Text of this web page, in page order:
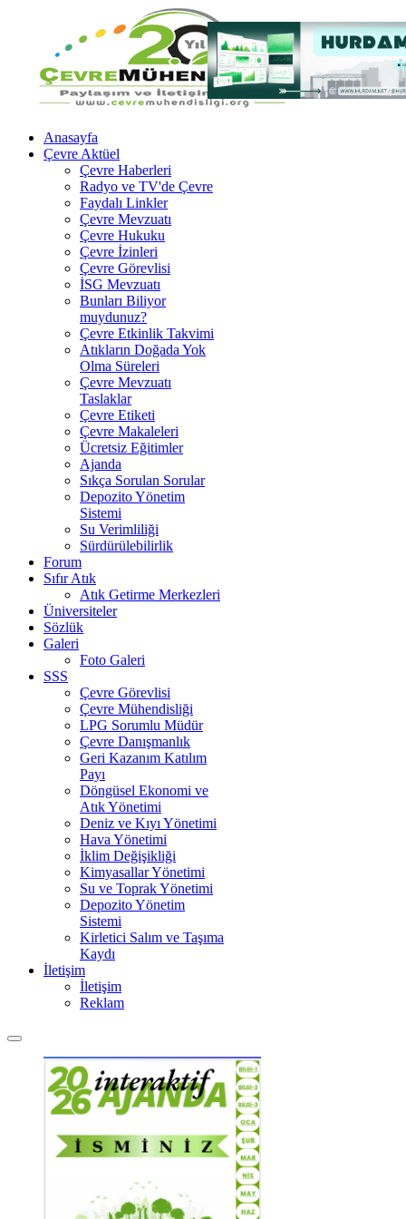
Anasayfa
Çevre Aktüel
Çevre Haberleri
Radyo ve TV'de Çevre
Faydalı Linkler
Çevre Mevzuatı
Çevre Hukuku
Çevre İzinleri
Çevre Görevlisi
İSG Mevzuatı
Bunları Biliyor
muydunuz?
Çevre Etkinlik Takvimi
Atıkların Doğada Yok
Olma Süreleri
Çevre Mevzuatı
Taslaklar
Çevre Etiketi
Çevre Makaleleri
Ücretsiz Eğitimler
Ajanda
Sıkça Sorulan Sorular
Depozito Yönetim
Sistemi
Su Verimliliği
Sürdürülebilirlik
Forum
Sıfır Atık
Atık Getirme Merkezleri
Üniversiteler
Sözlük
Galeri
Foto Galeri
SSS
Çevre Görevlisi
Çevre Mühendisliği
LPG Sorumlu Müdür
Çevre Danışmanlık
Geri Kazanım Katılım
Payı
Döngüsel Ekonomi ve
Atık Yönetimi
Deniz ve Kıyı Yönetimi
Hava Yönetimi
İklim Değişikliği
Kimyasallar Yönetimi
Su ve Toprak Yönetimi
Depozito Yönetim
Sistemi
Kirletici Salım ve Taşıma
Kaydı
İletişim
İletişim
Reklam